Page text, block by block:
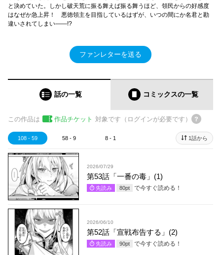
と決めていた。しかし破天荒に振る舞えば振る舞うほど、領民からの好感度
はなぜか急上昇！ 悪徳領主を目指しているはずが、いつの間にか名君と勘
違いされてしまい――!?
ファンレターを送る
話の一覧 コミックスの一覧
この作品は 作品チケット 対象です（ログインが必要です）
108 - 59 58 - 9 8 - 1 1話から
2026/07/29
第53話「一番の毒」(1)
先読み 80pt で今すぐ読める！
2026/06/10
第52話「宣戦布告する」(2)
先読み 90pt で今すぐ読める！